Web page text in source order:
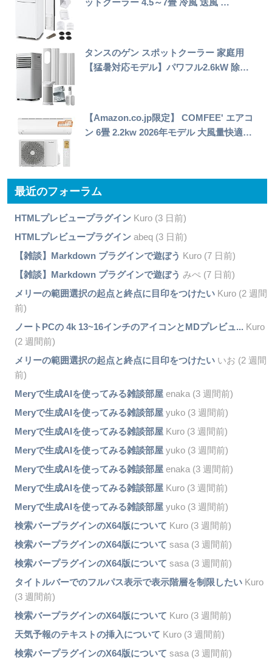
タンスのゲン スポットクーラー 家庭用
【猛暑対応モデル】パワフル2.6kW 除…
【Amazon.co.jp限定】 COMFEE' エアコ
ン 6畳 2.2kw 2026年モデル 大風量快適…
最近のフォーラム
HTMLプレビュープラグインKuro (3 日前)
HTMLプレビュープラグインabeq (3 日前)
【雑談】Markdown プラグインで遊ぼう Kuro (7 日前)
【雑談】Markdown プラグインで遊ぼう みぺ (7 日前)
メリーの範囲選択の起点と終点に目印をつけたいKuro (2 週間
前)
ノートPCの 4k 13~16インチのアイコンとMDプレビュ... Kuro
(2 週間前)
メリーの範囲選択の起点と終点に目印をつけたいいお (2 週間
前)
Meryで生成AIを使ってみる雑談部屋enaka (3 週間前)
Meryで生成AIを使ってみる雑談部屋yuko (3 週間前)
Meryで生成AIを使ってみる雑談部屋Kuro (3 週間前)
Meryで生成AIを使ってみる雑談部屋yuko (3 週間前)
Meryで生成AIを使ってみる雑談部屋enaka (3 週間前)
Meryで生成AIを使ってみる雑談部屋Kuro (3 週間前)
Meryで生成AIを使ってみる雑談部屋yuko (3 週間前)
検索バープラグインのX64版について Kuro (3 週間前)
検索バープラグインのX64版について sasa (3 週間前)
検索バープラグインのX64版について sasa (3 週間前)
タイトルバーでのフルパス表示で表示階層を制限したいKuro
(3 週間前)
検索バープラグインのX64版について Kuro (3 週間前)
天気予報のテキストの挿入について Kuro (3 週間前)
検索バープラグインのX64版について sasa (3 週間前)